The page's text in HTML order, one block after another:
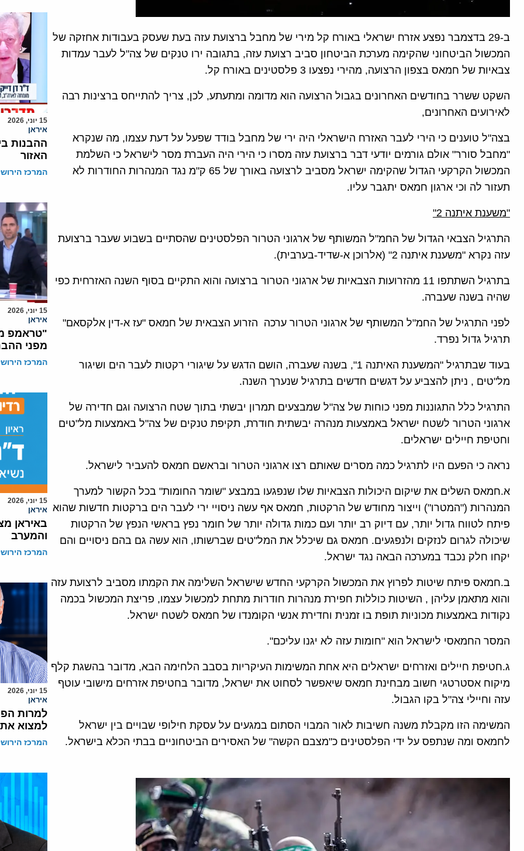
ב-29 בדצמבר נפצע אזרח ישראלי באורח קל מירי של מחבל ברצועת עזה בעת שעסק בעבודות אחזקה של
המכשול הביטחוני שהקימה מערכת הביטחון סביב רצועת עזה, בתגובה ירו טנקים של צה"ל לעבר עמדות
צבאיות של חמאס בצפון הרצועה, מהירי נפצעו 3 פלסטינים באורח קל.
השקט ששרר בחודשים האחרונים בגבול הרצועה הוא מדומה ומתעתע, לכן, צריך להתייחס ברצינות רבה
לאירועים האחרונים,
בצה"ל טוענים כי הירי לעבר האזרח הישראלי היה ירי של מחבל בודד שפעל על דעת עצמו, מה שנקרא
"מחבל סורר" אולם גורמים יודעי דבר ברצועת עזה מסרו כי הירי היה העברת מסר לישראל כי השלמת
המכשול הקרקעי הגדול שהקימה ישראל מסביב לרצועה באורך של 65 ק"מ נגד המנהרות החודרות לא
תעזור לה וכי ארגון חמאס יתגבר עליו.
"משענת איתנה 2"
התרגיל הצבאי הגדול של החמ"ל המשותף של ארגוני הטרור הפלסטינים שהסתיים בשבוע שעבר ברצועת
עזה נקרא "משענת איתנה 2" (אלרוכן א-שדיד-בערבית).
בתרגיל השתתפו 11 מהזרועות הצבאיות של ארגוני הטרור ברצועה והוא התקיים בסוף השנה האזרחית כפי
שהיה בשנה שעברה.
לפני התרגיל של החמ"ל המשותף של ארגוני הטרור ערכה הזרוע הצבאית של חמאס "עז א-דין אלקסאם"
תרגיל גדול נפרד.
בעוד שבתרגיל "המשענת האיתנה 1", בשנה שעברה, הושם הדגש על שיגורי רקטות לעבר הים ושיגור
מל"טים , ניתן להצביע על דגשים חדשים בתרגיל שנערך השנה.
התרגיל כלל התגוננות מפני כוחות של צה"ל שמבצעים תמרון יבשתי בתוך שטח הרצועה וגם חדירה של
ארגוני הטרור לשטח ישראל באמצעות מנהרה יבשתית חודרת, תקיפת טנקים של צה"ל באמצעות מל"טים
וחטיפת חיילים ישראלים.
נראה כי הפעם היו לתרגיל כמה מסרים שאותם רצו ארגוני הטרור ובראשם חמאס להעביר לישראל.
א.חמאס השלים את שיקום היכולות הצבאיות שלו שנפגעו במבצע "שומר החומות" בכל הקשור למערך
המנהרות ("המטרו") וייצור מחודש של הרקטות, חמאס אף עשה ניסויי ירי לעבר הים ברקטות חדשות שהוא
פיתח לטווח גדול יותר, עם דיוק רב יותר ועם כמות גדולה יותר של חומר נפץ בראשי הנפץ של הרקטות
שיכולה לגרום לנזקים ולנפגעים. חמאס גם שיכלל את המל"טים שברשותו, הוא עשה גם בהם ניסויים והם
יקחו חלק נכבד במערכה הבאה נגד ישראל.
ב.חמאס פיתח שיטות לפרוץ את המכשול הקרקעי החדש שישראל השלימה את הקמתו מסביב לרצועת עזה
והוא מתאמן עליהן , השיטות כוללות חפירת מנהרות חודרות מתחת למכשול עצמו, פריצת המכשול בכמה
נקודות באמצעות מכוניות תופת בו זמנית וחדירת אנשי הקומנדו של חמאס לשטח ישראל.
המסר החמאסי לישראל הוא "חומות עזה לא יגנו עליכם".
ג.חטיפת חיילים ואזרחים ישראלים היא אחת המשימות העיקריות בסבב הלחימה הבא, מדובר בהשגת קלף
מיקוח אסטרטגי חשוב מבחינת חמאס שיאפשר לסחוט את ישראל, מדובר בחטיפת אזרחים מישובי עוטף
עזה וחיילי צה"ל בקו הגבול.
המשימה הזו מקבלת משנה חשיבות לאור המבוי הסתום במגעים על עסקת חילופי שבויים בין ישראל
לחמאס ומה שנתפס על ידי הפלסטינים כ"מצבם הקשה" של האסירים הביטחוניים בבתי הכלא בישראל.
15 יוני, 2026
איראן
ההבנות
האזור
המרכז
15 יוני, 2026
איראן
"טראמפ
מפני
המרכז
15 יוני, 2026
איראן
באיראן
והמערב
המרכז
15 יוני, 2026
איראן
למרות
למצוא
המרכז